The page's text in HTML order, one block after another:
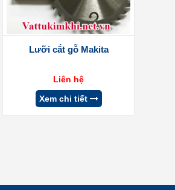
Lưỡi cắt gỗ Makita
Liên hệ
Xem chi tiết